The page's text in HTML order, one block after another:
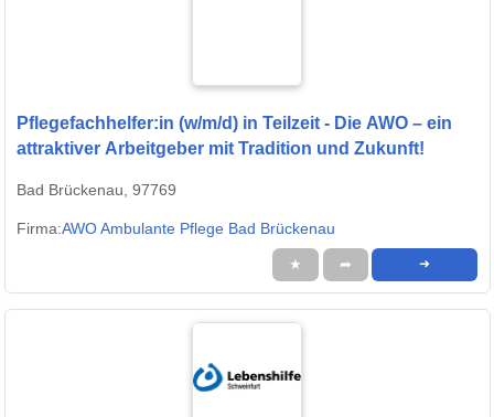
Pflegefachhelfer:in (w/m/d) in Teilzeit - Die AWO – ein
attraktiver Arbeitgeber mit Tradition und Zukunft!
Bad Brückenau, 97769
Firma:AWO Ambulante Pflege Bad Brückenau
★ ➦ ➜